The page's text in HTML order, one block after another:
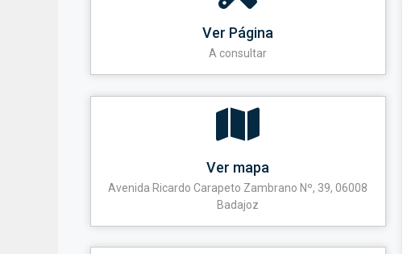
Ver Página
A consultar
Ver mapa
Avenida Ricardo Carapeto Zambrano Nº, 39, 06008
Badajoz